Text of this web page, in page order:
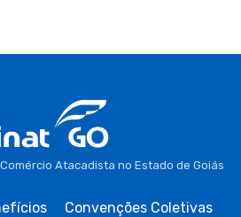
Atacadista no Estado de Goiás
Convenções Coletivas